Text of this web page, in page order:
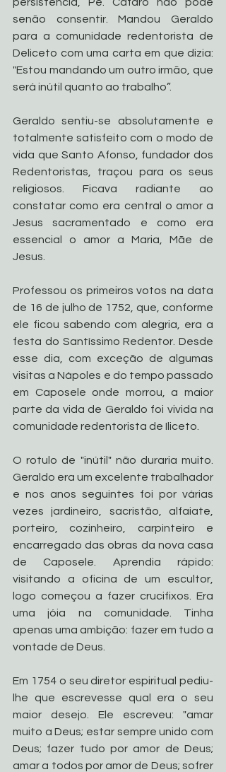
senão consentir. Mandou Geraldo
para a comunidade redentorista de
Deliceto com uma carta em que dizia:
"Estou mandando um outro irmão, que
será inútil quanto ao trabalho”.
Geraldo sentiu-se absolutamente e
totalmente satisfeito com o modo de
vida que Santo Afonso, fundador dos
Redentoristas, traçou para os seus
religiosos. Ficava radiante ao
constatar como era central o amor a
Jesus sacramentado e como era
essencial o amor a Maria, Mãe de
Jesus.
Professou os primeiros votos na data
de 16 de julho de 1752, que, conforme
ele ficou sabendo com alegria, era a
festa do Santíssimo Redentor. Desde
esse dia, com exceção de algumas
visitas a Nápoles e do tempo passado
em Caposele onde morrou, a maior
parte da vida de Geraldo foi vivida na
comunidade redentorista de Iliceto.
O rotulo de "inútil" não duraria muito.
Geraldo era um excelente trabalhador
e nos anos seguintes foi por várias
vezes jardineiro, sacristão, alfaiate,
porteiro, cozinheiro, carpinteiro e
encarregado das obras da nova casa
de Caposele. Aprendia rápido:
visitando a oficina de um escultor,
logo começou a fazer crucifixos. Era
uma jóia na comunidade. Tinha
apenas uma ambição: fazer em tudo a
vontade de Deus.
Em 1754 o seu diretor espiritual pediu-
lhe que escrevesse qual era o seu
maior desejo. Ele escreveu: "amar
muito a Deus; estar sempre unido com
Deus; fazer tudo por amor de Deus;
amar a todos por amor de Deus; sofrer